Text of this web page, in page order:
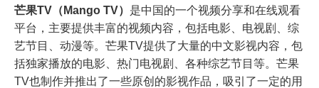
芒果TV（Mango TV） 是中国的一个视频分享和在线观看
平台，主要提供丰富的视频内容，包括电影、电视剧、综
艺节目、动漫等。芒果TV提供了大量的中文影视内容，包
括独家播放的电影、热门电视剧、各种综艺节目等。芒果
TV也制作并推出了一些原创的影视作品，吸引了一定的用